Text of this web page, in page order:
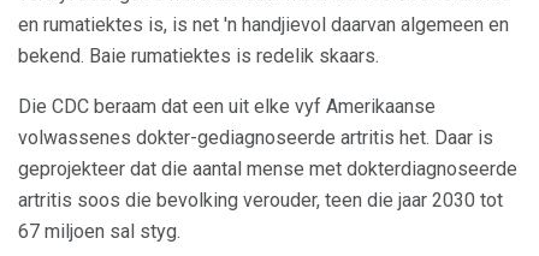
en rumatiektes is, is net 'n handjievol daarvan algemeen en
bekend. Baie rumatiektes is redelik skaars.
Die CDC beraam dat een uit elke vyf Amerikaanse
volwassenes dokter-gediagnoseerde artritis het. Daar is
geprojekteer dat die aantal mense met dokterdiagnoseerde
artritis soos die bevolking verouder, teen die jaar 2030 tot
67 miljoen sal styg.